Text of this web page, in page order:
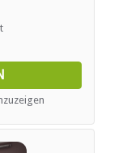
Tv Netflix,
Outside is